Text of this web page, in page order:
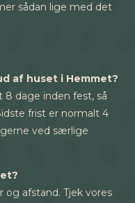
sådan lige med det
af huset i Hemmet?
8 dage inden fest, så
frist er normalt 4
ved særlige
afstand. Tjek vores